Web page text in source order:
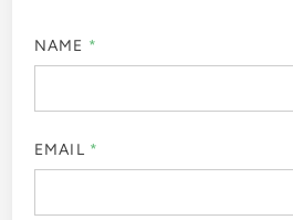
NAME *
EMAIL *